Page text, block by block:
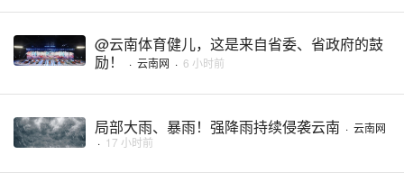
@云南体育健儿，这是来自省委、省政府的鼓
励！
· 云南网 · 6 小时前
局部大雨、暴雨！强降雨持续侵袭云南 · 云南网
· 17 小时前